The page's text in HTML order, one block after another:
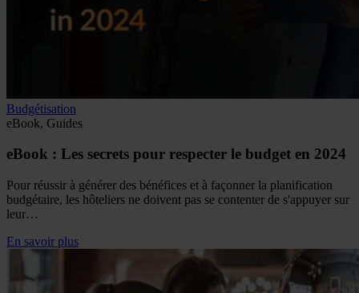
Budgétisation
eBook, Guides
eBook : Les secrets pour respecter le budget en 2024
Pour réussir à générer des bénéfices et à façonner la planification
budgétaire, les hôteliers ne doivent pas se contenter de s'appuyer sur
leur…
En savoir plus